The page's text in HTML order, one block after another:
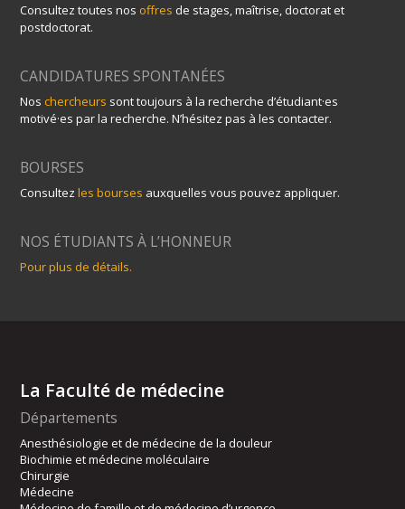
Consultez toutes nos offres de stages, maîtrise, doctorat et
postdoctorat.
CANDIDATURES SPONTANÉES
Noschercheurs sont toujours à la recherche d’étudiant·es
motivé·es par la recherche. N’hésitez pas à les contacter.
BOURSES
Consultezles bourses auxquelles vous pouvez appliquer.
NOS ÉTUDIANTS À L’HONNEUR
Pour plus de détails.
La Faculté de médecine
Départements
Anesthésiologie et de médecine de la douleur
Biochimie et médecine moléculaire
Chirurgie
Médecine